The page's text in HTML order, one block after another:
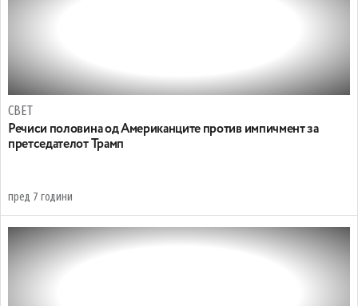
СВЕТ
Речиси половина од Американците против импичмент за
претседателот Трамп
пред 7 години